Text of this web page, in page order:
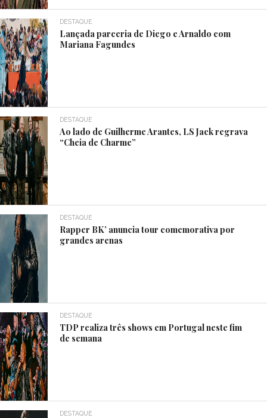
DESTAQUE
Lançada parceria de Diego e Arnaldo com
Mariana Fagundes
DESTAQUE
Ao lado de Guilherme Arantes, LS Jack regrava
“Cheia de Charme”
DESTAQUE
Rapper BK’ anuncia tour comemorativa por
grandes arenas
DESTAQUE
TDP realiza três shows em Portugal neste fim
de semana
DESTAQUE